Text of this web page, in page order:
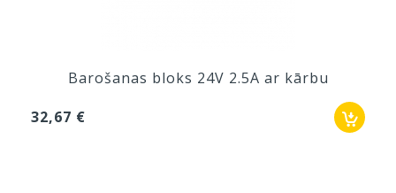
Barošanas bloks 24V 2.5A ar kārbu
32,67 €